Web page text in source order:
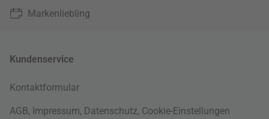
Markenliebling
Kundenservice
Kontaktformular
AGB, Impressum, Datenschutz, Cookie-Einstellungen